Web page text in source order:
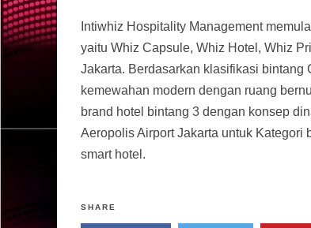
Intiwhiz Hospitality Management
yaitu Whiz Capsule, Whiz Hotel, Whiz
Jakarta. Berdasarkan klasifikasi bintang
kemewahan modern dengan ruang
brand hotel bintang 3 dengan konsep
Aeropolis Airport Jakarta untuk
smart hotel.
SHARE